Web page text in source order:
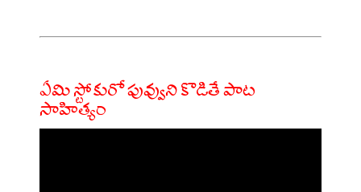
ఏమి స్టోకురో పువ్వుని కొడితే పాట
సాహిత్యం